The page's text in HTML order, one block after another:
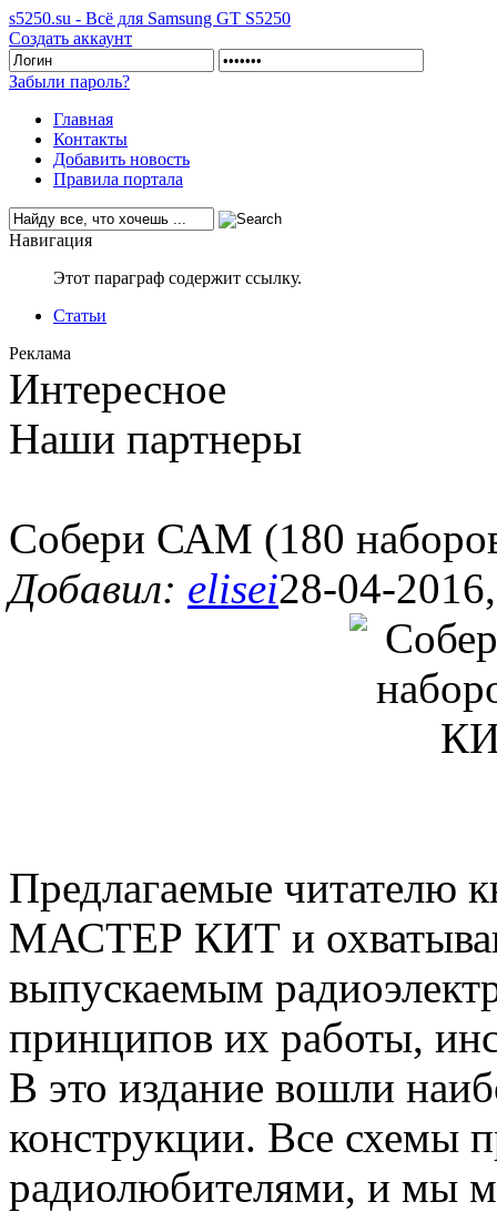
s5250.su - Всё для Samsung GT S5250
Создать аккаунт
Забыли пароль?
Главная
Контакты
Добавить новость
Правила портала
Навигация
Этот параграф содержит ссылку.
Статьи
Реклама
Интересное
Наши партнеры
Собери САМ (180
Добавил: elisei28-04-
Предлагаемые читателю
МАСТЕР КИТ и
выпускаемым
принципов их работы,
В это издание вошли
конструкции. Все схемы
радиолюбителями, и мы